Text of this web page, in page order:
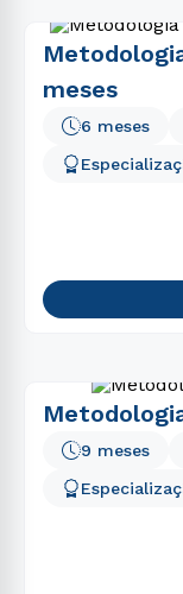
meses
6 meses
9 meses